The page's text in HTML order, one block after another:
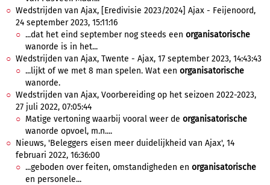
Wedstrijden van Ajax, [Eredivisie 2023/2024] Ajax - Feijenoord,
24 september 2023, 15:11:16
...dat het eind september nog steeds een organisatorische
wanorde is in het...
Wedstrijden van Ajax, Twente - Ajax, 17 september 2023, 14:43:43
...lijkt of we met 8 man spelen. Wat een organisatorische
wanorde.
Wedstrijden van Ajax, Voorbereiding op het seizoen 2022-2023,
27 juli 2022, 07:05:44
Matige vertoning waarbij vooral weer de organisatorische
wanorde opvoel, m.n....
Nieuws, 'Beleggers eisen meer duidelijkheid van Ajax', 14
februari 2022, 16:36:00
...geboden over feiten, omstandigheden en organisatorische
en personele...